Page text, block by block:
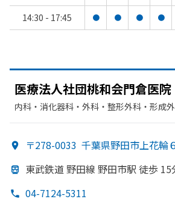
14:30 - 17:45 ● ● ● ●
医療法人社団桃和会門倉医院
内科・​消化器科・​外科・​整形外科・​形成
〒278-0033 千葉県野田市上花輪
東武鉄道 野田線 野田市駅 徒歩 15
04-7124-5311